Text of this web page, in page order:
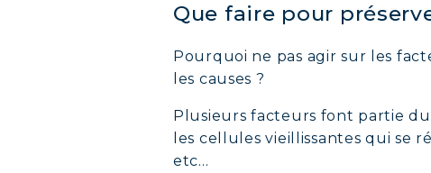
Que faire pour
Pourquoi ne pas agir sur les
les causes ?
Plusieurs facteurs font partie du
les cellules vieillissantes qui se
etc…